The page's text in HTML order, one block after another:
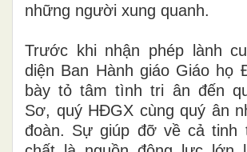
những người xung quanh.
Trước khi nhận phép lành
diện Ban Hành giáo Giáo họ
bày tỏ tâm tình tri ân đến
Sơ, quý HĐGX cùng quý ân
đoàn. Sự giúp đỡ về cả tinh